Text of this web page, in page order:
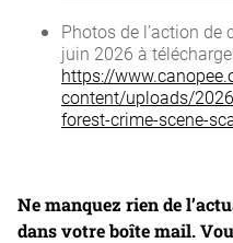
Photos de l’action de
juin 2026 à
https://
content/uploads/
forest-crime-scene-
Ne manquez rien de
dans votre boîte mail.